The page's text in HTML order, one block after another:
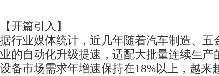
【开篇引入】
据行业媒体统计，近几年随着汽车制造、五
业的自动化升级提速，适配大批量连续生产
设备市场需求年增速保持在18%以上，越来